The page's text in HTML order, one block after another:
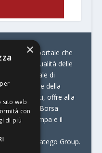
è il portale che
e l’attualità delle
È il portale di
nel settore della
ai contenuti, offre alla
come:
la Borsa
della Stampa e il
di Stratego Group.
×
sito web
con
di più